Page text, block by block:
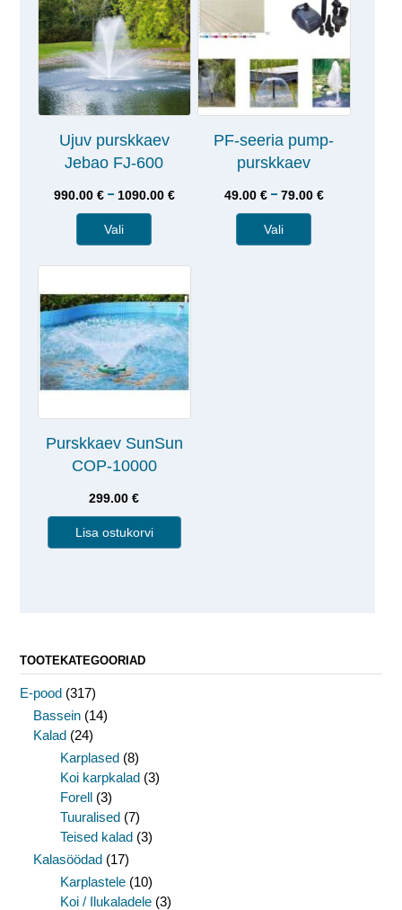
Ujuv purskkaev
Jebao FJ-600
990.00 € – 1090.00 €
Vali
PF-seeria pump-
purskkaev
49.00 € – 79.00 €
Vali
Purskkaev SunSun
COP-10000
299.00€
Lisa ostukorvi
TOOTEKATEGOORIAD
E-pood (317)
Bassein (14)
Kalad (24)
Karplased (8)
Koi karpkalad (3)
Forell (3)
Tuuralised (7)
Teised kalad (3)
Kalasöödad (17)
Karplastele (10)
Koi / Ilukaladele (3)